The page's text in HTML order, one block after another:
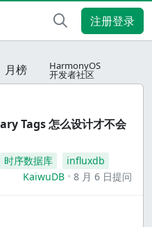
注册登录
月榜 HarmonyOS
开发者社区
Tags 怎么设计才不会
时序数据库
influxdb
KaiwuDB
8 月 6 日提问